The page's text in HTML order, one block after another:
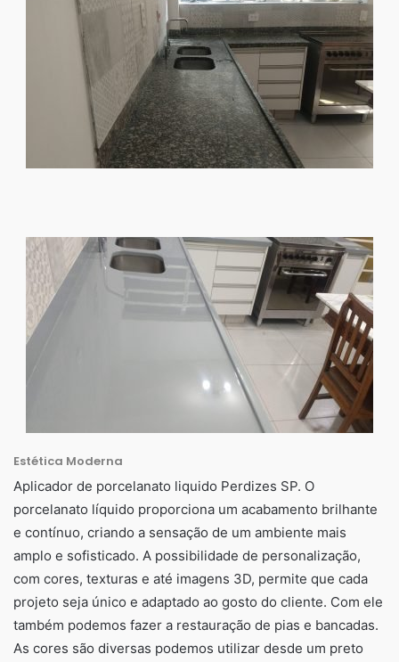
Estética Moderna
Aplicador de porcelanato liquido Perdizes SP. O
porcelanato líquido proporciona um acabamento brilhante
e contínuo, criando a sensação de um ambiente mais
amplo e sofisticado. A possibilidade de personalização,
com cores, texturas e até imagens 3D, permite que cada
projeto seja único e adaptado ao gosto do cliente. Com ele
também podemos fazer a restauração de pias e bancadas.
As cores são diversas podemos utilizar desde um preto